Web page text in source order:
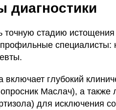
диагностики
точную стадию
специалисты:
включает глубокий
Маслач), а также
для исключения